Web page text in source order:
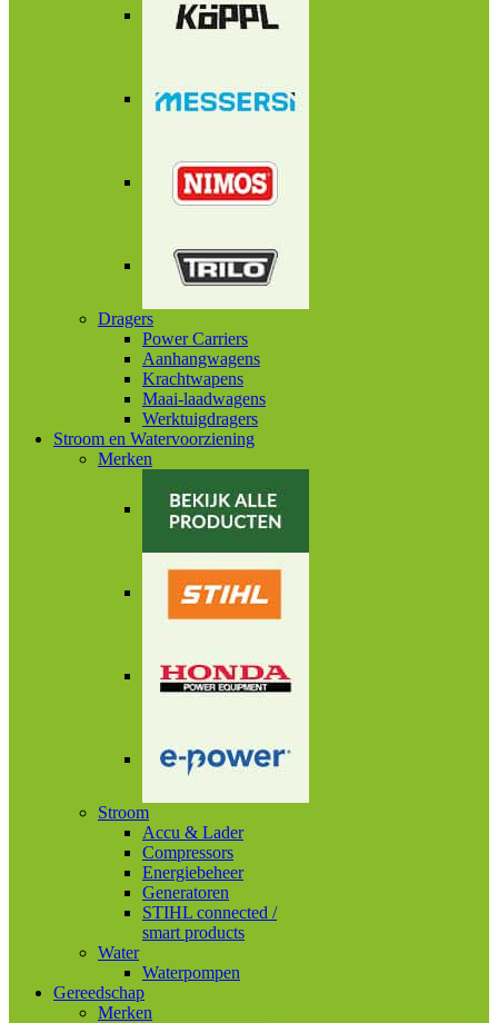
Dragers
Power Carriers
Aanhangwagens
Krachtwapens
Maai-laadwagens
Werktuigdragers
Stroom en Watervoorziening
Merken
Stroom
Accu & Lader
Compressors
Energiebeheer
Generatoren
STIHL connected /
smart products
Water
Waterpompen
Gereedschap
Merken